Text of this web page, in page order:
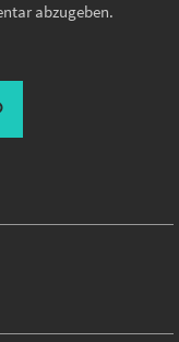
abzugeben.